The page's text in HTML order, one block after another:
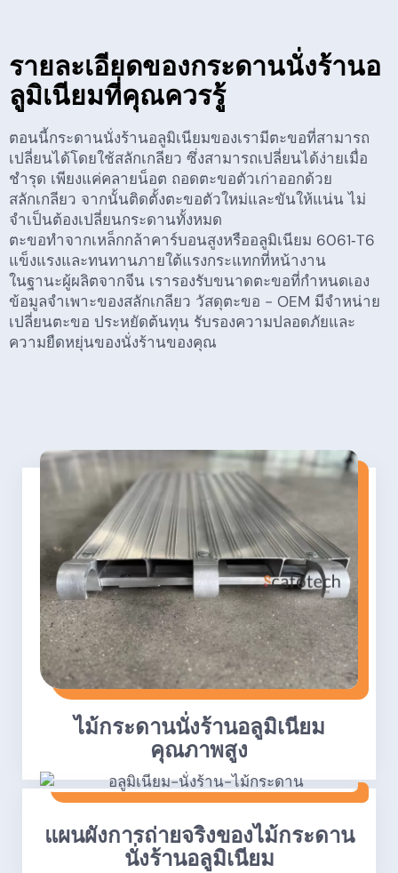
รายละเอียดของกระดานนั่งร้านอ
ลูมิเนียมที่คุณควรรู้
ตอนนี้กระดานนั่งร้านอลูมิเนียมของเรามีตะขอที่สามารถ
เปลี่ยนได้โดยใช้สลักเกลียว ซึ่งสามารถเปลี่ยนได้ง่ายเมื่อ
ชำรุด เพียงแค่คลายน็อต ถอดตะขอตัวเก่าออกด้วย
สลักเกลียว จากนั้นติดตั้งตะขอตัวใหม่และขันให้แน่น ไม่
จำเป็นต้องเปลี่ยนกระดานทั้งหมด
ตะขอทำจากเหล็กกล้าคาร์บอนสูงหรืออลูมิเนียม 6061‑T6
แข็งแรงและทนทานภายใต้แรงกระแทกที่หน้างาน
ในฐานะผู้ผลิตจากจีน เรารองรับขนาดตะขอที่กำหนดเอง
ข้อมูลจำเพาะของสลักเกลียว วัสดุตะขอ - OEM มีจำหน่าย
เปลี่ยนตะขอ ประหยัดต้นทุน รับรองความปลอดภัยและ
ความยืดหยุ่นของนั่งร้านของคุณ
ไม้กระดานนั่งร้านอลูมิเนียม
คุณภาพสูง
แผนผังการถ่ายจริงของไม้กระดาน
นั่งร้านอลูมิเนียม